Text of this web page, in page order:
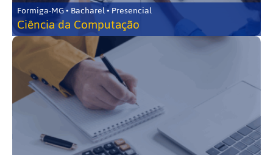
Formiga-MG • Bacharel • Presencial
Ciência da Computação